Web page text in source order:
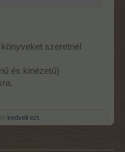
szeretnél
és kinézetű)
kedveli ezt.